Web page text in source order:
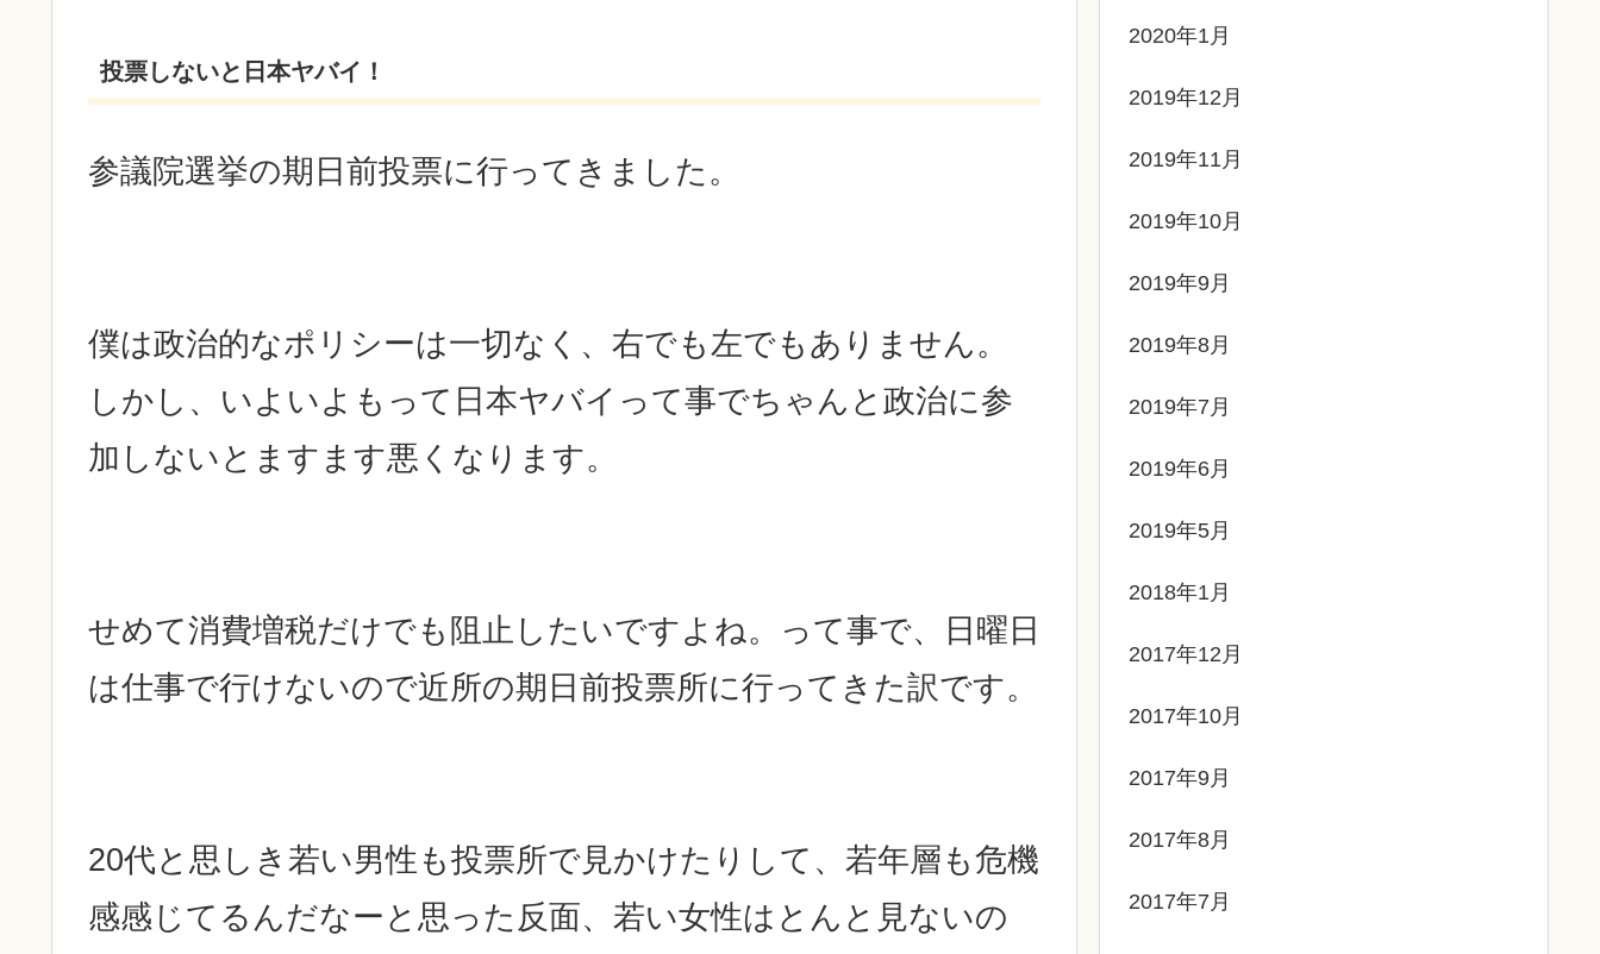
投票しないと日本ヤバイ！
参議院選挙の期日前投票に行ってきました。
僕は政治的なポリシーは一切なく、右でも左でもありません。
しかし、いよいよもって日本ヤバイって事でちゃんと政治に参
加しないとますます悪くなります。
せめて消費増税だけでも阻止したいですよね。って事で、日曜日
は仕事で行けないので近所の期日前投票所に行ってきた訳です。
20代と思しき若い男性も投票所で見かけたりして、若年層も危機
感感じてるんだなーと思った反面、若い女性はとんと見ないの
2020年1月
2019年12月
2019年11月
2019年10月
2019年9月
2019年8月
2019年7月
2019年6月
2019年5月
2018年1月
2017年12月
2017年10月
2017年9月
2017年8月
2017年7月